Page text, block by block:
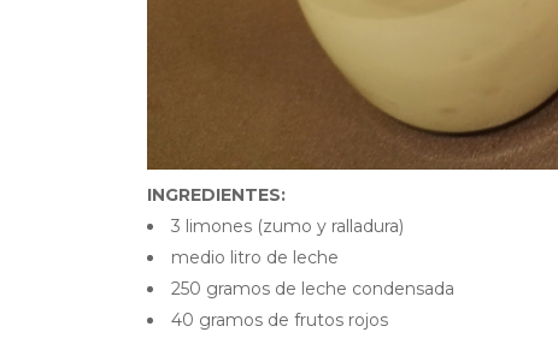
INGREDIENTES:
3 limones (zumo y ralladura)
medio litro de leche
250 gramos de leche condensada
40 gramos de frutos rojos